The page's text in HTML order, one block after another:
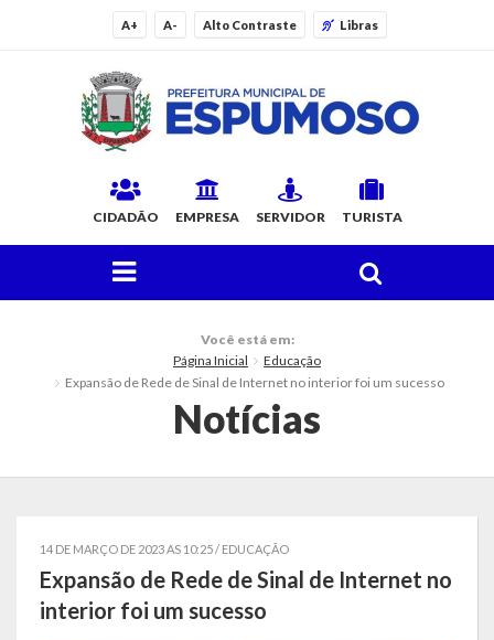
A+ A- Alto Contraste Libras
CIDADÃO EMPRESA SERVIDOR TURISTA
Histórico
Governo
Você está em:
Página Inicial
Educação
Expansão de Rede de Sinal de Internet no interior foi um sucesso
Notícias
14 DE MARÇO DE 2023 AS 10:25 / EDUCAÇÃO
Expansão de Rede de Sinal de Internet no
interior foi um sucesso